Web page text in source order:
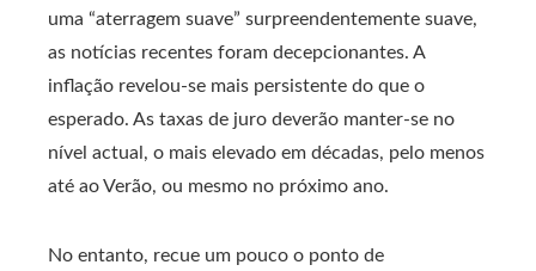
uma “aterragem suave” surpreendentemente suave,
as notícias recentes foram decepcionantes. A
inflação revelou-se mais persistente do que o
esperado. As taxas de juro deverão manter-se no
nível actual, o mais elevado em décadas, pelo menos
até ao Verão, ou mesmo no próximo ano.
No entanto, recue um pouco o ponto de